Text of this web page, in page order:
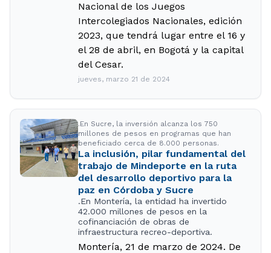
Nacional de los Juegos
Intercolegiados Nacionales, edición
2023, que tendrá lugar entre el 16 y
el 28 de abril, en Bogotá y la capital
del Cesar.
jueves, marzo 21 de 2024
.En Sucre, la inversión alcanza los 750
millones de pesos en programas que han
beneficiado cerca de 8.000 personas.
La inclusión, pilar fundamental del
trabajo de Mindeporte en la ruta
del desarrollo deportivo para la
paz en Córdoba y Sucre
.En Montería, la entidad ha invertido
42.000 millones de pesos en la
cofinanciación de obras de
infraestructura recreo-deportiva.
Montería, 21 de marzo de 2024. De